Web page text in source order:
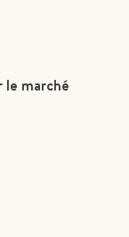
le marché